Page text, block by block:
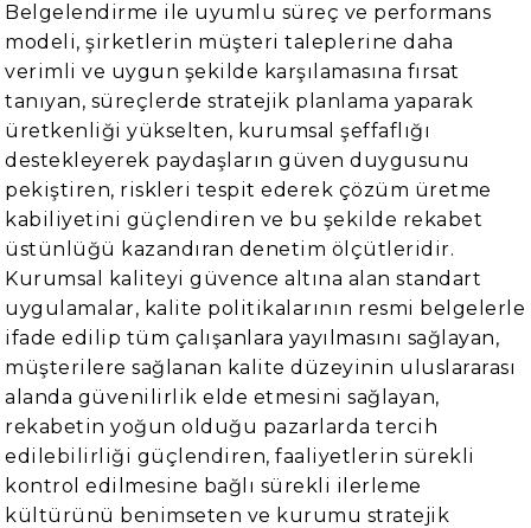
Belgelendirme ile uyumlu süreç ve performans
modeli, şirketlerin müşteri taleplerine daha
verimli ve uygun şekilde karşılamasına fırsat
tanıyan, süreçlerde stratejik planlama yaparak
üretkenliği yükselten, kurumsal şeffaflığı
destekleyerek paydaşların güven duygusunu
pekiştiren, riskleri tespit ederek çözüm üretme
kabiliyetini güçlendiren ve bu şekilde rekabet
üstünlüğü kazandıran denetim ölçütleridir.
Kurumsal kaliteyi güvence altına alan standart
uygulamalar, kalite politikalarının resmi belgelerle
ifade edilip tüm çalışanlara yayılmasını sağlayan,
müşterilere sağlanan kalite düzeyinin uluslararası
alanda güvenilirlik elde etmesini sağlayan,
rekabetin yoğun olduğu pazarlarda tercih
edilebilirliği güçlendiren, faaliyetlerin sürekli
kontrol edilmesine bağlı sürekli ilerleme
kültürünü benimseten ve kurumu stratejik